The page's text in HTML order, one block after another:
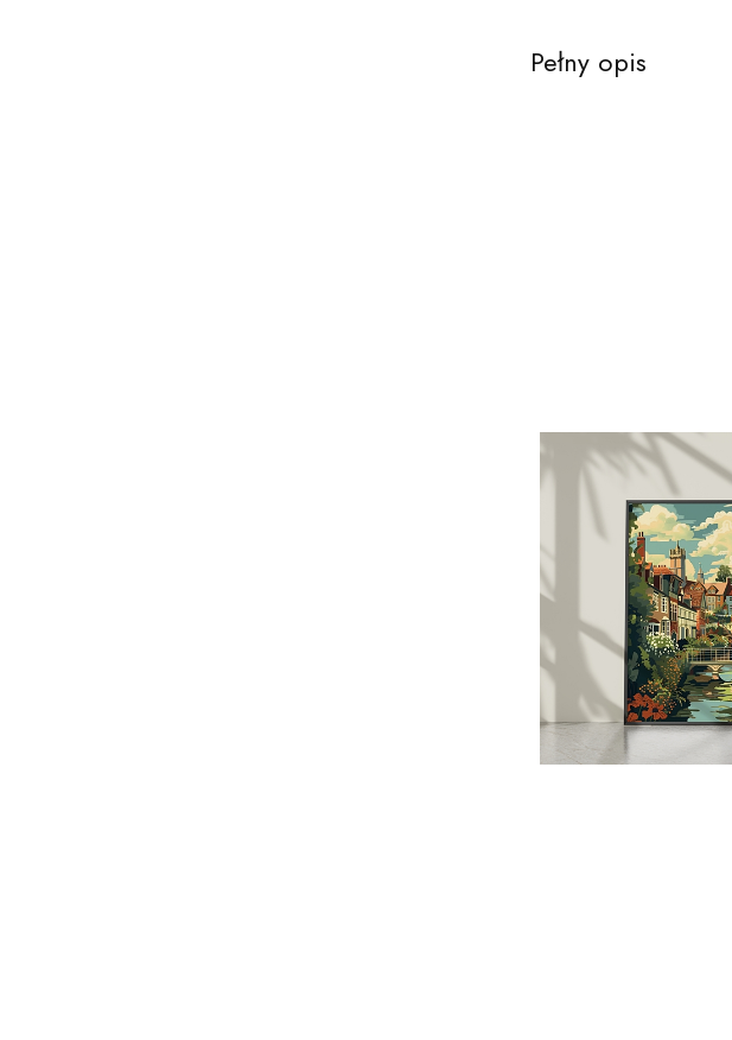
Pełny opis